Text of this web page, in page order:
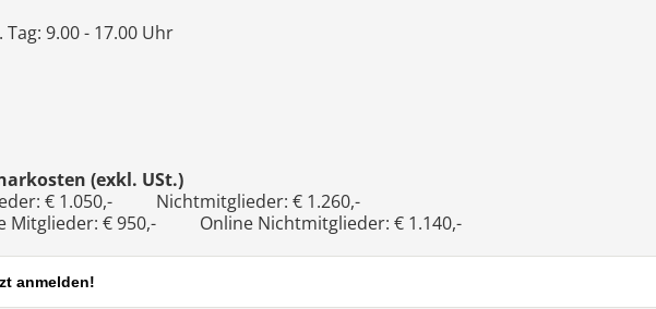
Tag: 9.00 - 17.00 Uhr
(exkl. USt.)
€ 1.050,- Nichtmitglieder: € 1.260,-
Mitglieder: € 950,- Online Nichtmitglieder: € 1.140,-
anmelden!